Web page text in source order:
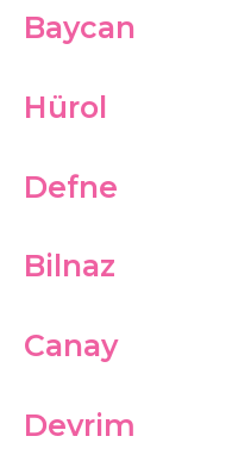
Baycan
Hürol
Defne
Bilnaz
Canay
Devrim